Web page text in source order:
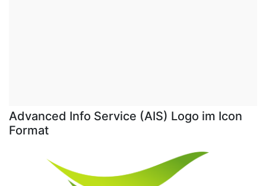
Advanced Info Service (AIS) Logo im Icon
Format